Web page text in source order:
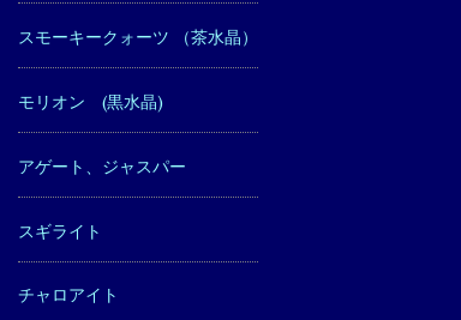
スモーキークォーツ （茶水晶）
モリオン (黒水晶)
アゲート、ジャスパー
スギライト
チャロアイト